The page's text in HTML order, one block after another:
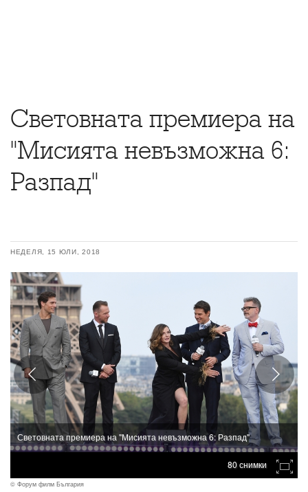
Световната премиера на
"Мисията невъзможна 6:
Разпад"
НЕДЕЛЯ, 15 ЮЛИ, 2018
Световната премиера на "Мисията невъзможна 6: Разпад"
80 снимки
© Форум филм България